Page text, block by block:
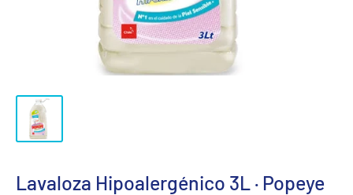
Lavaloza Hipoalergénico 3L · Popeye